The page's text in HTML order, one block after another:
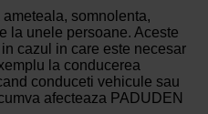
somnolenta,
la unele persoane. Aceste
cazul in care este necesar
la conducerea
conduceti vehicule sau
afecteaza PADUDEN